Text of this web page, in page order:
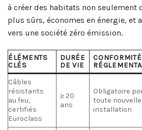
à créer des habitats non seulement
plus sûrs, économes en énergie, et
vers une société zéro émission.
ÉLÉMENTS
CLÉS
DURÉE
DE VIE
CONFORMITÉ
Câbles
résistants
au feu,
certifiés
Euroclass
≥ 20
ans
Obligatoire
toute nouvelle
installation